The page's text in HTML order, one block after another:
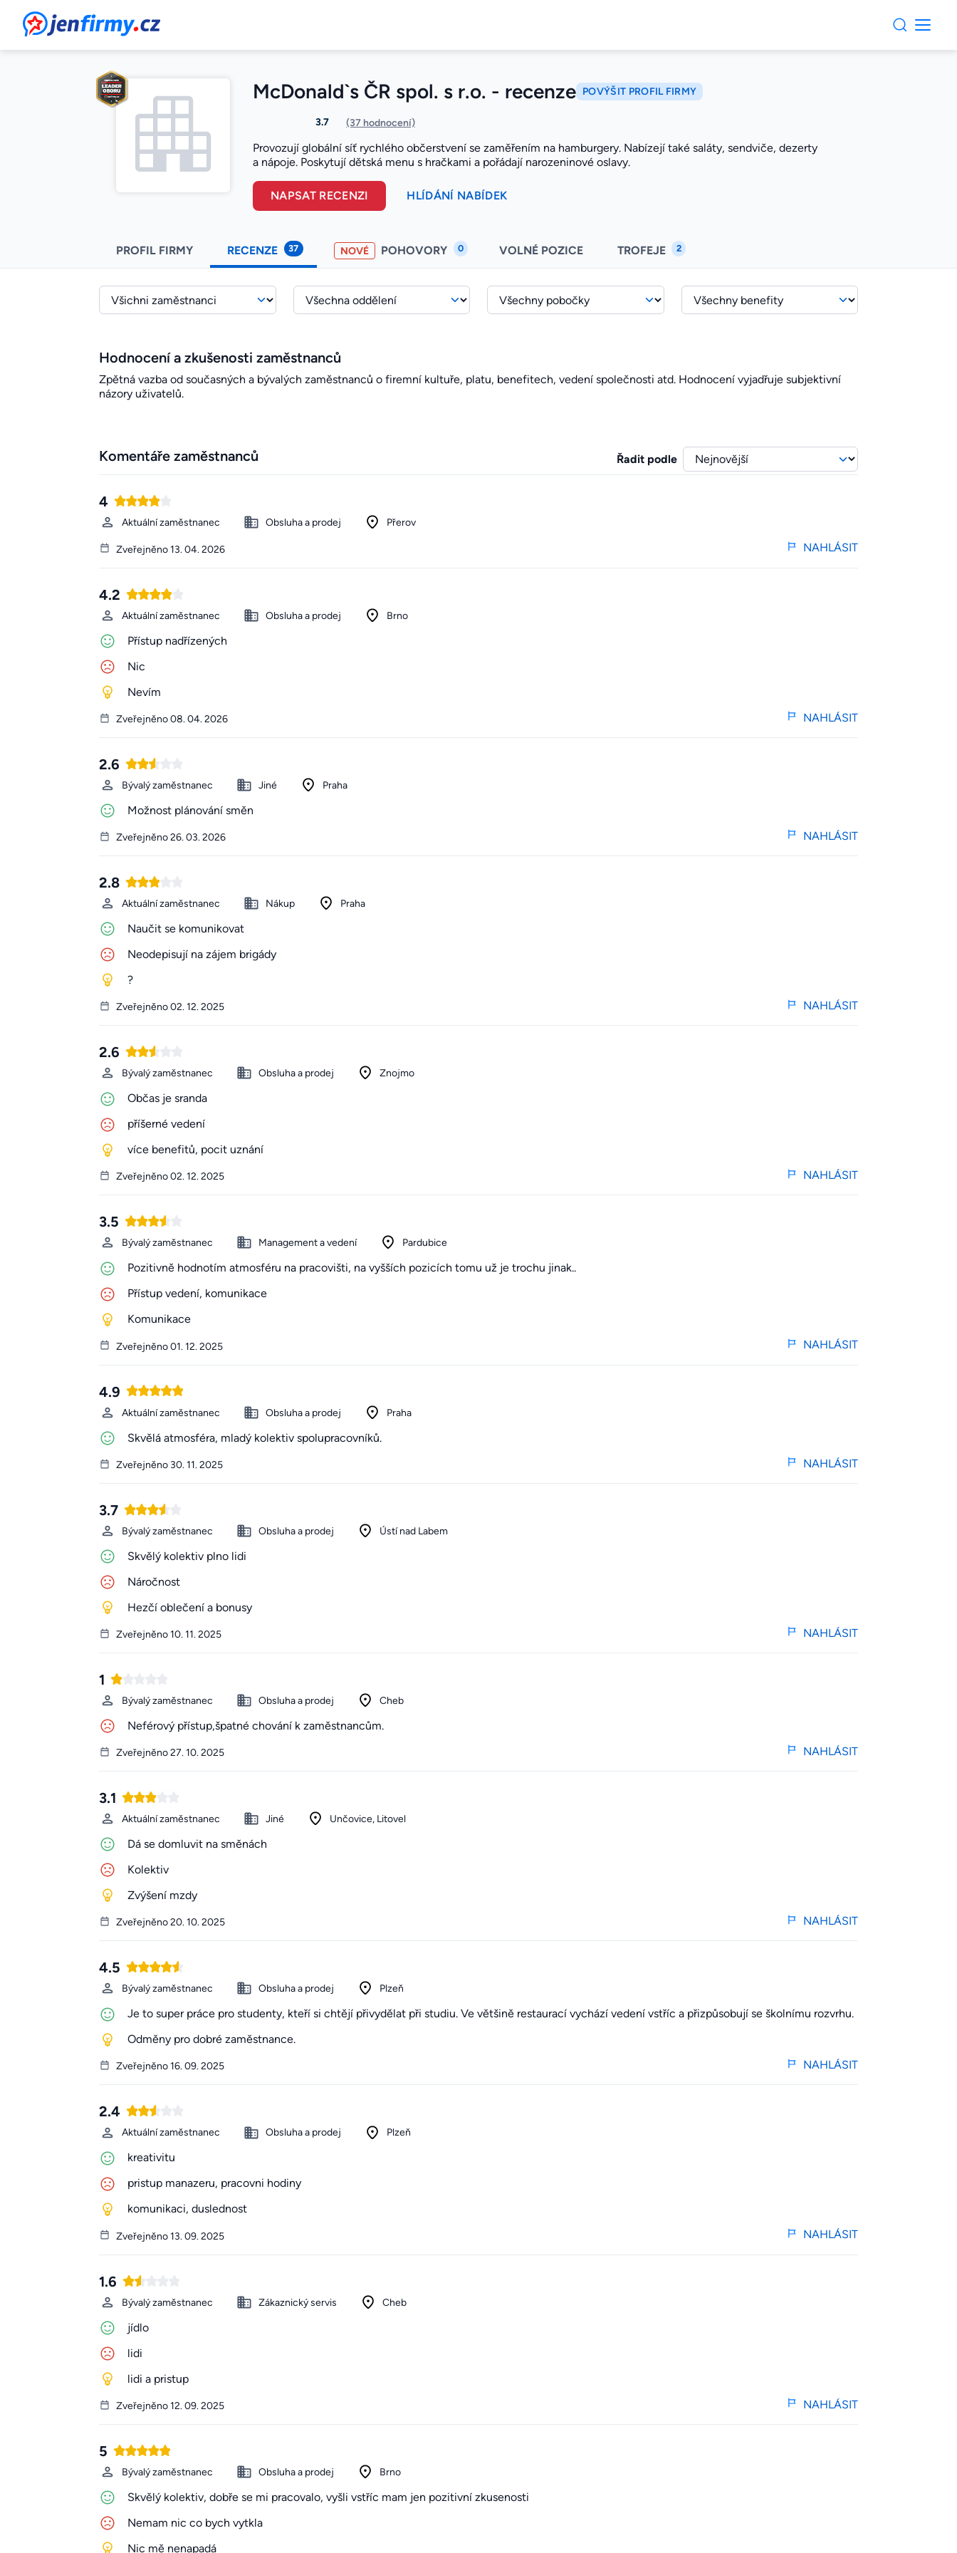
JenFirmy.cz
McDonald`s ČR spol. s r.o. - recenze POVÝŠIT PROFIL FIRMY
3.7 (37 hodnocení)
Provozují globální síť rychlého občerstvení se zaměřením na hamburgery. Nabízejí také saláty, sendviče, dezerty
a nápoje. Poskytují dětská menu s hračkami a pořádají narozeninové oslavy.
NAPSAT RECENZI HLÍDÁNÍ NABÍDEK
PROFIL FIRMY RECENZE 37 NOVÉ POHOVORY 0 VOLNÉ POZICE TROFEJE 2
Hodnocení a zkušenosti zaměstnanců
Zpětná vazba od současných a bývalých zaměstnanců o firemní kultuře, platu, benefitech, vedení společnosti atd. Hodnocení vyjadřuje subjektivní
názory uživatelů.
Komentáře zaměstnanců Řadit podle
4
Aktuální zaměstnanec Obsluha a prodej Přerov
Zveřejněno 13. 04. 2026 NAHLÁSIT
4.2
Aktuální zaměstnanec Obsluha a prodej Brno
Přístup nadřízených
Nic
Nevím
Zveřejněno 08. 04. 2026 NAHLÁSIT
2.6
Bývalý zaměstnanec Jiné Praha
Možnost plánování směn
Zveřejněno 26. 03. 2026 NAHLÁSIT
2.8
Aktuální zaměstnanec Nákup Praha
Naučit se komunikovat
Neodepisují na zájem brigády
?
Zveřejněno 02. 12. 2025 NAHLÁSIT
2.6
Bývalý zaměstnanec Obsluha a prodej Znojmo
Občas je sranda
příšerné vedení
více benefitů, pocit uznání
Zveřejněno 02. 12. 2025 NAHLÁSIT
3.5
Bývalý zaměstnanec Management a vedení Pardubice
Pozitivně hodnotím atmosféru na pracovišti, na vyšších pozicích tomu už je trochu jinak..
Přístup vedení, komunikace
Komunikace
Zveřejněno 01. 12. 2025 NAHLÁSIT
4.9
Aktuální zaměstnanec Obsluha a prodej Praha
Skvělá atmosféra, mladý kolektiv spolupracovníků.
Zveřejněno 30. 11. 2025 NAHLÁSIT
3.7
Bývalý zaměstnanec Obsluha a prodej Ústí nad Labem
Skvělý kolektiv plno lidi
Náročnost
Hezčí oblečení a bonusy
Zveřejněno 10. 11. 2025 NAHLÁSIT
1
Bývalý zaměstnanec Obsluha a prodej Cheb
Neférový přístup,špatné chování k zaměstnancům.
Zveřejněno 27. 10. 2025 NAHLÁSIT
3.1
Aktuální zaměstnanec Jiné Unčovice, Litovel
Dá se domluvit na směnách
Kolektiv
Zvýšení mzdy
Zveřejněno 20. 10. 2025 NAHLÁSIT
4.5
Bývalý zaměstnanec Obsluha a prodej Plzeň
Je to super práce pro studenty, kteří si chtějí přivydělat při studiu. Ve většině restaurací vychází vedení vstříc a přizpůsobují se školnímu rozvrhu.
Odměny pro dobré zaměstnance.
Zveřejněno 16. 09. 2025 NAHLÁSIT
2.4
Aktuální zaměstnanec Obsluha a prodej Plzeň
kreativitu
pristup manazeru, pracovni hodiny
komunikaci, duslednost
Zveřejněno 13. 09. 2025 NAHLÁSIT
1.6
Bývalý zaměstnanec Zákaznický servis Cheb
jídlo
lidi
lidi a pristup
Zveřejněno 12. 09. 2025 NAHLÁSIT
5
Bývalý zaměstnanec Obsluha a prodej Brno
Skvělý kolektiv, dobře se mi pracovalo, vyšli vstříc mam jen pozitivní zkusenosti
Nemam nic co bych vytkla
Nic mě nenapadá